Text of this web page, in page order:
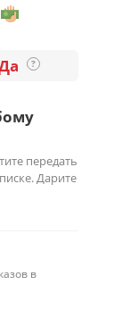
?
передать
Дарите
в